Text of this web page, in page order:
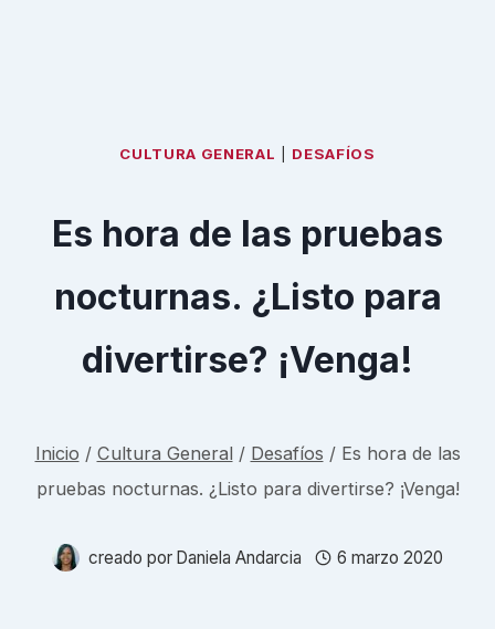
CULTURA GENERAL DESAFÍOS
Es hora de las pruebas
nocturnas. ¿Listo para
divertirse? ¡Venga!
Inicio / Cultura General / Desafíos / Es hora de las
pruebas nocturnas. ¿Listo para divertirse? ¡Venga!
creado por Daniela Andarcia 6 marzo 2020